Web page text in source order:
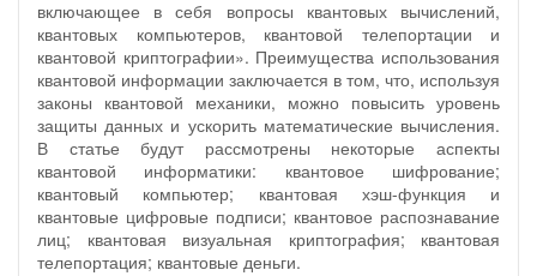
включающее в себя вопросы квантовых вычислений,
квантовых компьютеров, квантовой телепортации и
квантовой криптографии». Преимущества использования
квантовой информации заключается в том, что, используя
законы квантовой механики, можно повысить уровень
защиты данных и ускорить математические вычисления.
В статье будут рассмотрены некоторые аспекты
квантовой информатики: квантовое шифрование;
квантовый компьютер; квантовая хэш-функция и
квантовые цифровые подписи; квантовое распознавание
лиц; квантовая визуальная криптография; квантовая
телепортация; квантовые деньги.